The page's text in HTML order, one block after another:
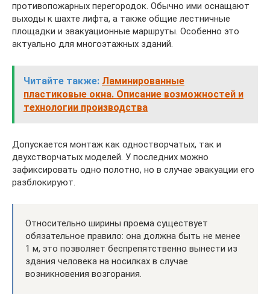
противопожарных перегородок. Обычно ими оснащают
выходы к шахте лифта, а также общие лестничные
площадки и эвакуационные маршруты. Особенно это
актуально для многоэтажных зданий.
Читайте также: Ламинированные
пластиковые окна. Описание возможностей и
технологии производства
Допускается монтаж как одностворчатых, так и
двухстворчатых моделей. У последних можно
зафиксировать одно полотно, но в случае эвакуации его
разблокируют.
Относительно ширины проема существует
обязательное правило: она должна быть не менее
1 м, это позволяет беспрепятственно вынести из
здания человека на носилках в случае
возникновения возгорания.